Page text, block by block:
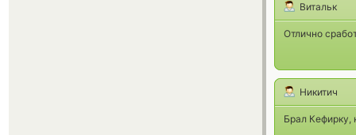
Витальк
Отлично
Никитич
Брал Кефирку,